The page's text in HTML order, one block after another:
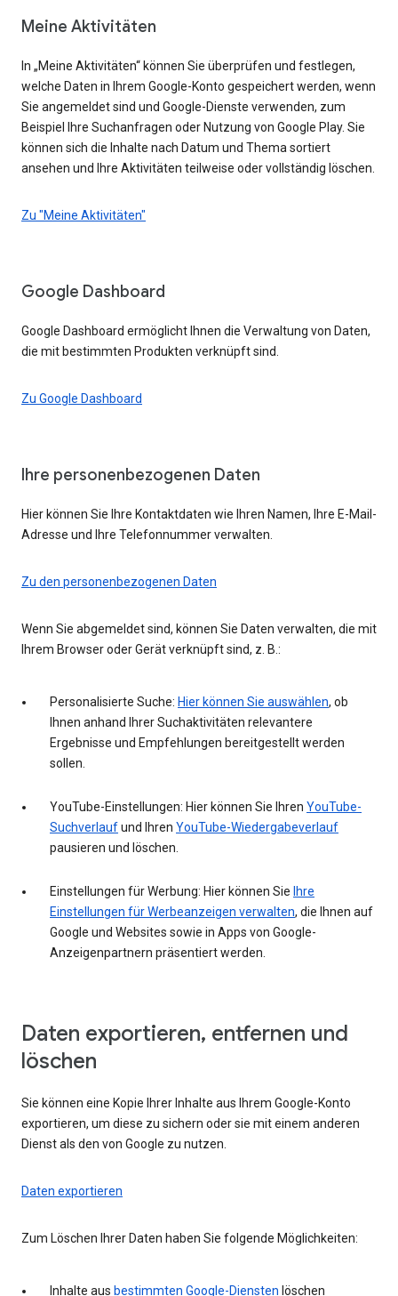
Meine Aktivitäten
In „Meine Aktivitäten“ können Sie überprüfen und festlegen,
welche Daten in Ihrem Google-Konto gespeichert werden, wenn
Sie angemeldet sind und Google-Dienste verwenden, zum
Beispiel Ihre Suchanfragen oder Nutzung von Google Play. Sie
können sich die Inhalte nach Datum und Thema sortiert
ansehen und Ihre Aktivitäten teilweise oder vollständig löschen.
Zu "Meine Aktivitäten"
Google Dashboard
Google Dashboard ermöglicht Ihnen die Verwaltung von Daten,
die mit bestimmten Produkten verknüpft sind.
Zu Google Dashboard
Ihre personenbezogenen Daten
Hier können Sie Ihre Kontaktdaten wie Ihren Namen, Ihre E-Mail-
Adresse und Ihre Telefonnummer verwalten.
Zu den personenbezogenen Daten
Wenn Sie abgemeldet sind, können Sie Daten verwalten, die mit
Ihrem Browser oder Gerät verknüpft sind, z. B.:
Personalisierte Suche: Hier können Sie auswählen, ob
Ihnen anhand Ihrer Suchaktivitäten relevantere
Ergebnisse und Empfehlungen bereitgestellt werden
sollen.
YouTube-Einstellungen: Hier können Sie Ihren YouTube-
Suchverlaufund Ihren YouTube-Wiedergabeverlauf
pausieren und löschen.
Einstellungen für Werbung: Hier können Sie Ihre
Einstellungen für Werbeanzeigen verwalten, die Ihnen auf
Google und Websites sowie in Apps von Google-
Anzeigenpartnern präsentiert werden.
Daten exportieren, entfernen und
löschen
Sie können eine Kopie Ihrer Inhalte aus Ihrem Google-Konto
exportieren, um diese zu sichern oder sie mit einem anderen
Dienst als den von Google zu nutzen.
Daten exportieren
Zum Löschen Ihrer Daten haben Sie folgende Möglichkeiten:
Inhalte aus bestimmten Google-Diensten löschen